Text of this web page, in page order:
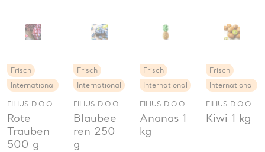
International
Frisch
FILIUS D.O.O.
Rote
Trauben
500 g
International
Frisch
FILIUS D.O.O.
Blaubee
ren 250
g
International
Frisch
FILIUS D.O.O.
Ananas 1
kg
International
Frisch
FILIUS D.O.O.
Kiwi 1 kg